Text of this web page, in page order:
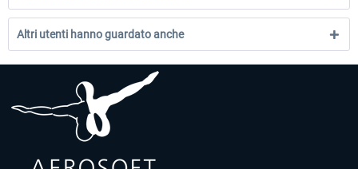
Altri utenti hanno guardato anche